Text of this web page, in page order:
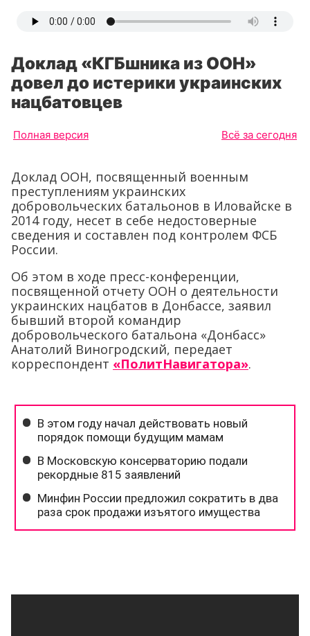
Доклад «КГБшника из ООН»
довел до истерики украинских
нацбатовцев
Полная версия Всё за сегодня
Доклад ООН, посвященный военным
преступлениям украинских
добровольческих батальонов в Иловайске в
2014 году, несет в себе недостоверные
сведения и составлен под контролем ФСБ
России.
Об этом в ходе пресс-конференции,
посвященной отчету ООН о деятельности
украинских нацбатов в Донбассе, заявил
бывший второй командир
добровольческого батальона «Донбасс»
Анатолий Виногродский, передает
корреспондент «ПолитНавигатора».